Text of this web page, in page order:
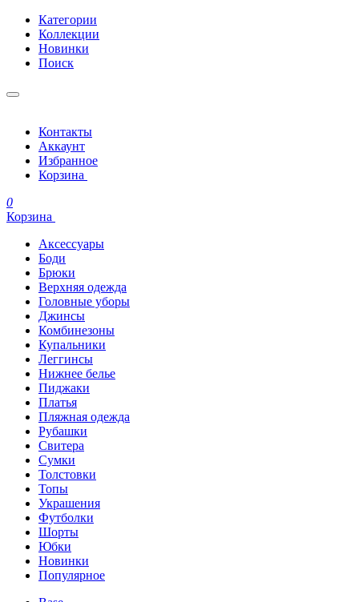
Категории
Коллекции
Новинки
Поиск
Контакты
Аккаунт
Избранное
Корзина
0
Корзина
Аксессуары
Боди
Брюки
Верхняя одежда
Головные уборы
Джинсы
Комбинезоны
Купальники
Леггинсы
Нижнее белье
Пиджаки
Платья
Пляжная одежда
Рубашки
Свитера
Сумки
Толстовки
Топы
Украшения
Футболки
Шорты
Юбки
Новинки
Популярное